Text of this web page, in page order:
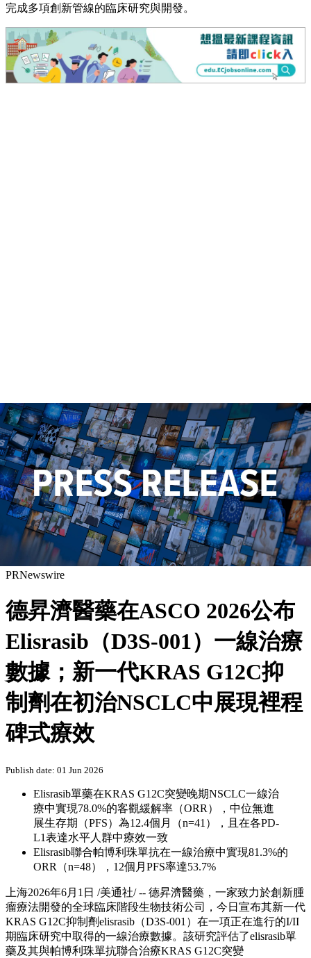
完成多項創新管線的臨床研究與開發。
PRNewswire
德昇濟醫藥在ASCO 2026公布
Elisrasib（D3S-001）一線治療
數據；新一代KRAS G12C抑
制劑在初治NSCLC中展現裡程
碑式療效
Publish date: 01 Jun 2026
Elisrasib單藥在KRAS G12C突變晚期NSCLC一線治
療中實現78.0%的客觀緩解率（ORR），中位無進
展生存期（PFS）為12.4個月（n=41），且在各PD-
L1表達水平人群中療效一致
Elisrasib聯合帕博利珠單抗在一線治療中實現81.3%的
ORR（n=48），12個月PFS率達53.7%
上海2026年6月1日 /美通社/ -- 德昇濟醫藥，一家致力於創新腫
瘤療法開發的全球臨床階段生物技術公司，今日宣布其新一代
KRAS G12C抑制劑elisrasib（D3S-001）在一項正在進行的I/II
期臨床研究中取得的一線治療數據。該研究評估了elisrasib單
藥及其與帕博利珠單抗聯合治療KRAS G12C突變